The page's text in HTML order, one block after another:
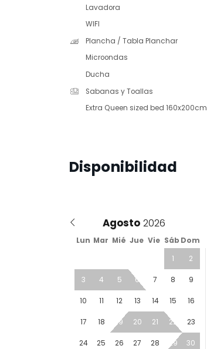
Lavadora
WIFI
Plancha / Tabla Planchar
Microondas
Ducha
Sabanas y Toallas
Extra Queen sized bed 160x200cm
Disponibilidad
Agosto
Lun Mar Mié Jue Vie Sáb Dom
1 2
3 4 5 6 7 8 9
10 11 12 13 14 15 16
17 18 19 20 21 22 23
24 25 26 27 28 29 30